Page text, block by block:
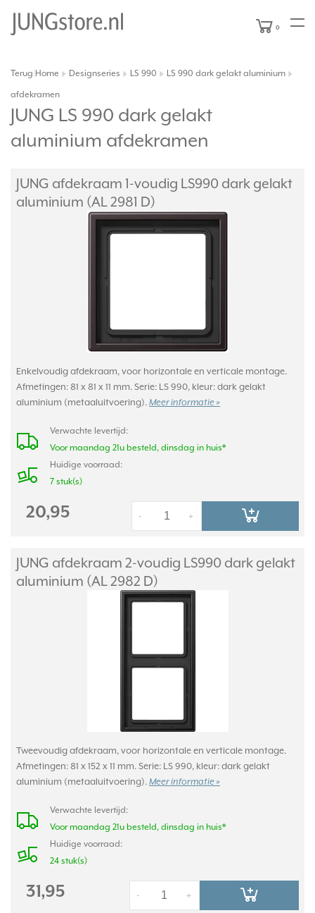
0
Terug Home Designseries LS 990 LS 990 dark gelakt aluminium
afdekramen
JUNG LS 990 dark gelakt
aluminium afdekramen
JUNG afdekraam 1-voudig LS990 dark gelakt
aluminium (AL 2981 D)
Enkelvoudig afdekraam, voor horizontale en verticale montage.
Afmetingen: 81 x 81 x 11 mm. Serie: LS 990, kleur: dark gelakt
aluminium (metaaluitvoering). Meer informatie »
Verwachte levertijd:
Voor maandag 21u besteld, dinsdag in huis*
Huidige voorraad:
7 stuk(s)
20,95 +
-
JUNG afdekraam 2-voudig LS990 dark gelakt
aluminium (AL 2982 D)
Tweevoudig afdekraam, voor horizontale en verticale montage.
Afmetingen: 81 x 152 x 11 mm. Serie: LS 990, kleur: dark gelakt
aluminium (metaaluitvoering). Meer informatie »
Verwachte levertijd:
Voor maandag 21u besteld, dinsdag in huis*
Huidige voorraad:
24 stuk(s)
31,95 +
-